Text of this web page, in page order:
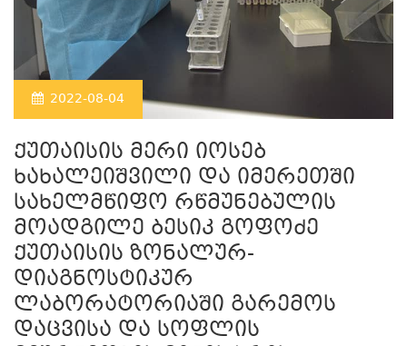
2022-08-04
ქუთაისის მერი იოსებ
ხახალეიშვილი და იმერეთში
სახელმწიფო რწმუნებულის
მოადგილე ბესიკ გოფოძე
ქუთაისის ზონალურ-
დიაგნოსტიკურ
ლაბორატორიაში გარემოს
დაცვისა და სოფლის